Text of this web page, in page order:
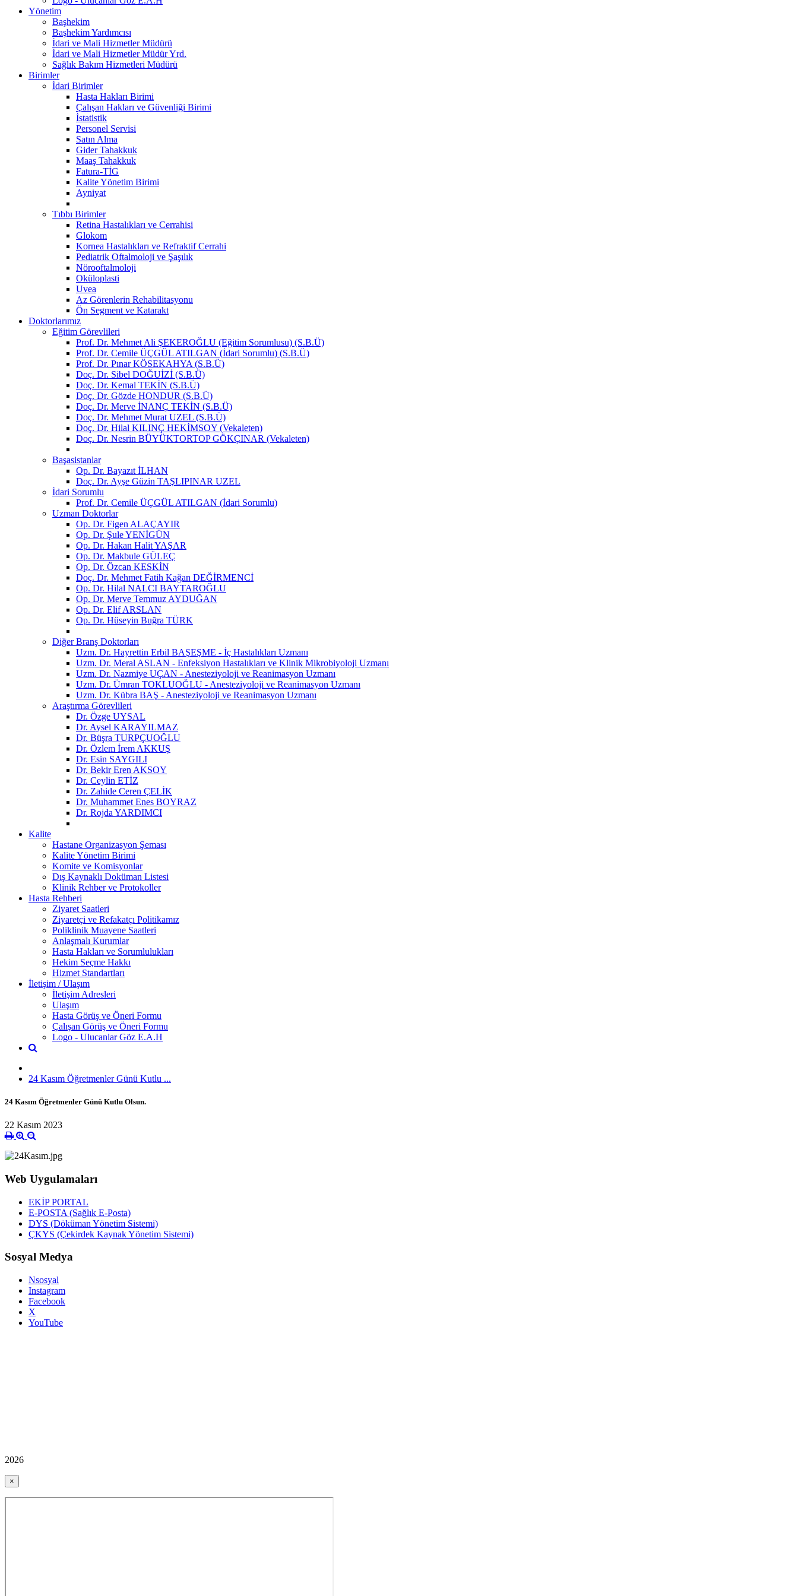
Yönetim
Başhekim
Başhekim Yardımcısı
İdari ve Mali Hizmetler Müdürü
İdari ve Mali Hizmetler Müdür Yrd.
Sağlık Bakım Hizmetleri Müdürü
Birimler
İdari Birimler
Hasta Hakları Birimi
Çalışan Hakları ve Güvenliği Birimi
İstatistik
Personel Servisi
Satın Alma
Gider Tahakkuk
Maaş Tahakkuk
Fatura-TİG
Kalite Yönetim Birimi
Ayniyat
Tıbbı Birimler
Retina Hastalıkları ve Cerrahisi
Glokom
Kornea Hastalıkları ve Refraktif Cerrahi
Pediatrik Oftalmoloji ve Şaşılık
Nörooftalmoloji
Oküloplasti
Uvea
Az Görenlerin Rehabilitasyonu
Ön Segment ve Katarakt
Doktorlarımız
Eğitim Görevlileri
Prof. Dr. Mehmet Ali ŞEKEROĞLU (Eğitim Sorumlusu) (S.B.Ü)
Prof. Dr. Cemile ÜÇGÜL ATILGAN (İdari Sorumlu) (S.B.Ü)
Prof. Dr. Pınar KÖSEKAHYA (S.B.Ü)
Doç. Dr. Sibel DOĞUİZİ (S.B.Ü)
Doç. Dr. Kemal TEKİN (S.B.Ü)
Doç. Dr. Gözde HONDUR (S.B.Ü)
Doç. Dr. Merve İNANÇ TEKİN (S.B.Ü)
Doç. Dr. Mehmet Murat UZEL (S.B.Ü)
Doç. Dr. Hilal KILINÇ HEKİMSOY (Vekaleten)
Doç. Dr. Nesrin BÜYÜKTORTOP GÖKÇINAR (Vekaleten)
Başasistanlar
Op. Dr. Bayazıt İLHAN
Doç. Dr. Ayşe Güzin TAŞLIPINAR UZEL
İdari Sorumlu
Prof. Dr. Cemile ÜÇGÜL ATILGAN (İdari Sorumlu)
Uzman Doktorlar
Op. Dr. Figen ALAÇAYIR
Op. Dr. Şule YENİGÜN
Op. Dr. Hakan Halit YAŞAR
Op. Dr. Makbule GÜLEÇ
Op. Dr. Özcan KESKİN
Doç. Dr. Mehmet Fatih Kağan DEĞİRMENCİ
Op. Dr. Hilal NALCI BAYTAROĞLU
Op. Dr. Merve Temmuz AYDUĞAN
Op. Dr. Elif ARSLAN
Op. Dr. Hüseyin Buğra TÜRK
Diğer Branş Doktorları
Uzm. Dr. Hayrettin Erbil BAŞEŞME - İç Hastalıkları Uzmanı
Uzm. Dr. Meral ASLAN - Enfeksiyon Hastalıkları ve Klinik Mikrobiyoloji Uzmanı
Uzm. Dr. Nazmiye UÇAN - Anesteziyoloji ve Reanimasyon Uzmanı
Uzm. Dr. Ümran TOKLUOĞLU - Anesteziyoloji ve Reanimasyon Uzmanı
Uzm. Dr. Kübra BAŞ - Anesteziyoloji ve Reanimasyon Uzmanı
Araştırma Görevlileri
Dr. Özge UYSAL
Dr. Aysel KARAYILMAZ
Dr. Büşra TURPÇUOĞLU
Dr. Özlem İrem AKKUŞ
Dr. Esin SAYGILI
Dr. Bekir Eren AKSOY
Dr. Ceylin ETİZ
Dr. Zahide Ceren ÇELİK
Dr. Muhammet Enes BOYRAZ
Dr. Rojda YARDIMCI
Kalite
Hastane Organizasyon Şeması
Kalite Yönetim Birimi
Komite ve Komisyonlar
Dış Kaynaklı Doküman Listesi
Klinik Rehber ve Protokoller
Hasta Rehberi
Ziyaret Saatleri
Ziyaretçi ve Refakatçı Politikamız
Poliklinik Muayene Saatleri
Anlaşmalı Kurumlar
Hasta Hakları ve Sorumlulukları
Hekim Seçme Hakkı
Hizmet Standartları
İletişim / Ulaşım
İletişim Adresleri
Ulaşım
Hasta Görüş ve Öneri Formu
Çalışan Görüş ve Öneri Formu
Logo - Ulucanlar Göz E.A.H
24 Kasım Öğretmenler Günü Kutlu ...
24 Kasım Öğretmenler Günü Kutlu Olsun.
22 Kasım 2023
Web Uygulamaları
EKİP PORTAL
E-POSTA (Sağlık E-Posta)
DYS (Döküman Yönetim Sistemi)
ÇKYS (Çekirdek Kaynak Yönetim Sistemi)
Sosyal Medya
Nsosyal
Instagram
Facebook
X
YouTube
2026
×